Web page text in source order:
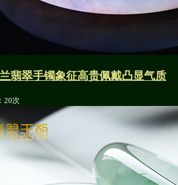
翡翠手镯象征高贵佩戴凸显气质
20次